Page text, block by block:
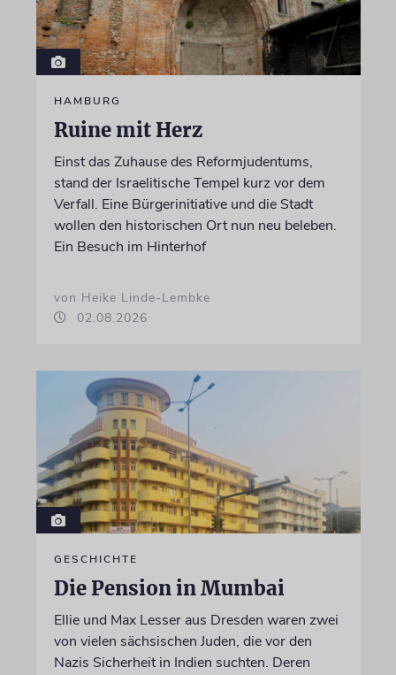
HAMBURG
Ruine mit Herz
Einst das Zuhause des Reformjudentums,
stand der Israelitische Tempel kurz vor dem
Verfall. Eine Bürgerinitiative und die Stadt
wollen den historischen Ort nun neu beleben.
Ein Besuch im Hinterhof
von Heike Linde-Lembke
02.08.2026
GESCHICHTE
Die Pension in Mumbai
Ellie und Max Lesser aus Dresden waren zwei
von vielen sächsischen Juden, die vor den
Nazis Sicherheit in Indien suchten. Deren